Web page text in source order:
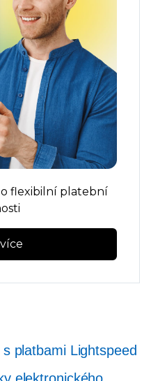
flexibilní platební
platbami Lightspeed